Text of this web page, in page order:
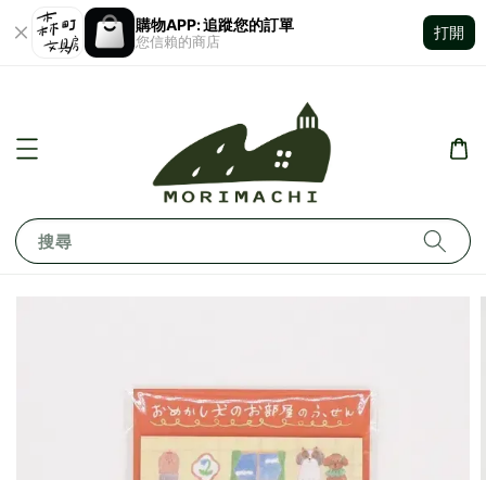
購物APP: 追蹤您的訂單
您信賴的商店
打開
搜尋